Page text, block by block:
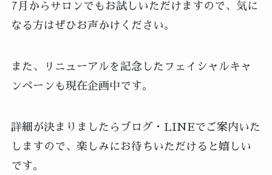
7月からサロンでもお試しいただけますので、気に
なる方はぜひお声かけください。
また、リニューアルを記念したフェイシャルキャ
ンペーンも現在企画中です。
詳細が決まりましたらブログ・LINEでご案内いた
しますので、楽しみにお待ちいただけると嬉しい
です。